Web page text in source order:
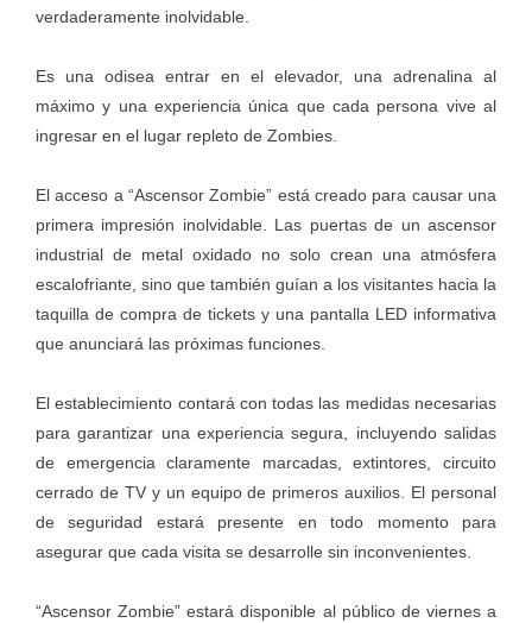
verdaderamente inolvidable.
Es una odisea entrar en el elevador, una adrenalina al
máximo y una experiencia única que cada persona vive al
ingresar en el lugar repleto de Zombies.
El acceso a “Ascensor Zombie” está creado para causar una
primera impresión inolvidable. Las puertas de un ascensor
industrial de metal oxidado no solo crean una atmósfera
escalofriante, sino que también guían a los visitantes hacia la
taquilla de compra de tickets y una pantalla LED informativa
que anunciará las próximas funciones.
El establecimiento contará con todas las medidas necesarias
para garantizar una experiencia segura, incluyendo salidas
de emergencia claramente marcadas, extintores, circuito
cerrado de TV y un equipo de primeros auxilios. El personal
de seguridad estará presente en todo momento para
asegurar que cada visita se desarrolle sin inconvenientes.
“Ascensor Zombie” estará disponible al público de viernes a